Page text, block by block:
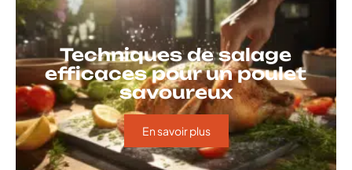
Techniques de salage
efficaces pour un poulet
savoureux
En savoir plus